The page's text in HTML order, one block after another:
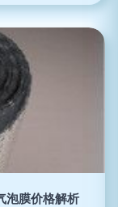
泡膜价格解析